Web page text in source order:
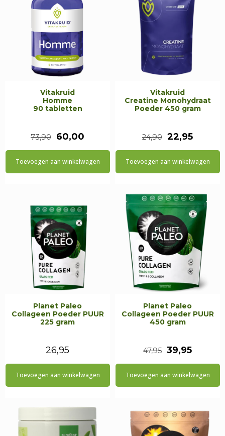
Vitakruid
Homme
90 tabletten
73,90
Oorspronkelijke
prijs
60,00
prijs
is:
Toevoegen aan winkelwagen
Vitakruid
Creatine Monohydraat
Poeder 450 gram
24,90
prijs
22,95
prijs
is:
Toevoegen aan winkelwagen
Planet Paleo
Collageen Poeder PUUR
225 gram
26,95
Toevoegen aan winkelwagen
Planet Paleo
Collageen Poeder PUUR
450 gram
47,95
prijs
39,95
prijs
is:
Toevoegen aan winkelwagen